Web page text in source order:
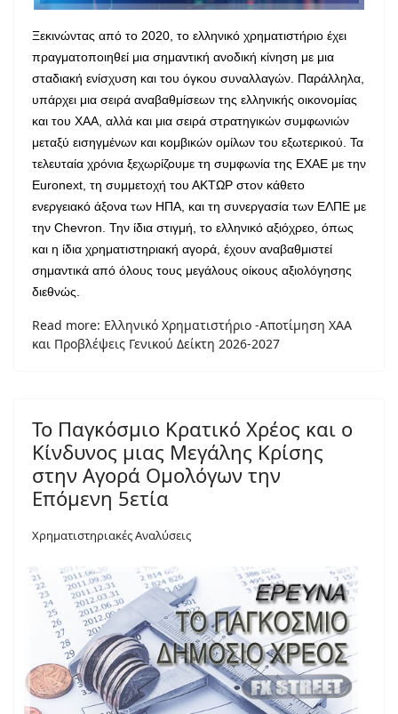
Ξεκινώντας από το 2020, το ελληνικό χρηματιστήριο έχει
πραγματοποιηθεί μια σημαντική ανοδική κίνηση με μια
σταδιακή ενίσχυση και του όγκου συναλλαγών. Παράλληλα,
υπάρχει μια σειρά αναβαθμίσεων της ελληνικής οικονομίας
και του ΧΑΑ, αλλά και μια σειρά στρατηγικών συμφωνιών
μεταξύ εισηγμένων και κομβικών ομίλων του εξωτερικού. Τα
τελευταία χρόνια ξεχωρίζουμε τη συμφωνία της ΕΧΑΕ με την
Euronext, τη συμμετοχή του ΑΚΤΩΡ στον κάθετο
ενεργειακό άξονα των ΗΠΑ, και τη συνεργασία των ΕΛΠΕ με
την Chevron. Την ίδια στιγμή, το ελληνικό αξιόχρεο, όπως
και η ίδια χρηματιστηριακή αγορά, έχουν αναβαθμιστεί
σημαντικά από όλους τους μεγάλους οίκους αξιολόγησης
διεθνώς.
Read more: Ελληνικό Χρηματιστήριο -Αποτίμηση ΧΑΑ
και Προβλέψεις Γενικού Δείκτη 2026-2027
Το Παγκόσμιο Κρατικό Χρέος και ο
Κίνδυνος μιας Μεγάλης Κρίσης
στην Αγορά Ομολόγων την
Επόμενη 5ετία
Χρηματιστηριακές Αναλύσεις